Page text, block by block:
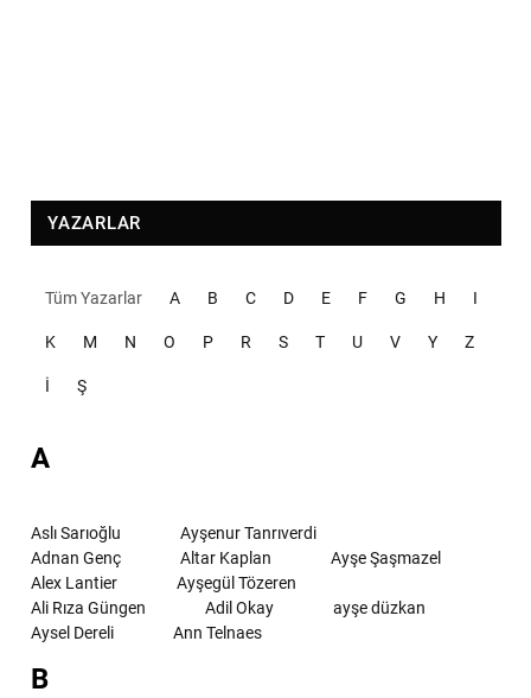
YAZARLAR
Tüm Yazarlar A B C D E F G H I
K M N O P R S T U V Y Z
İ Ş
A
Aslı Sarıoğlu
Ayşenur Tanrıverdi
Adnan Genç
Altar Kaplan
Ayşe Şaşmazel
Alex Lantier
Ayşegül Tözeren
Ali Rıza Güngen
Adil Okay
ayşe düzkan
Aysel Dereli
Ann Telnaes
B